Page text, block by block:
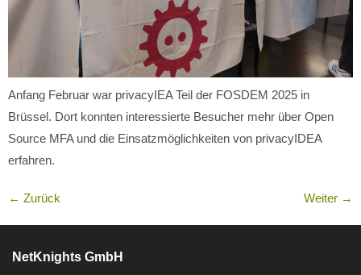
Anfang Februar war privacyIEA Teil der FOSDEM 2025 in
Brüssel. Dort konnten interessierte Besucher mehr über Open
Source MFA und die Einsatzmöglichkeiten von privacyIDEA
erfahren.
← Zurück Weiter →
NetKnights GmbH